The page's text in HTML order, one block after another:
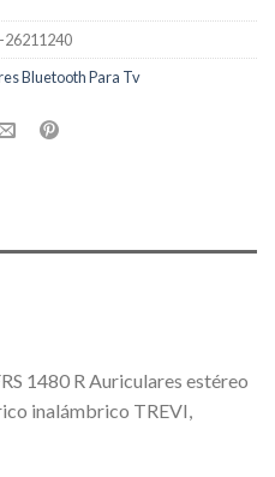
26211240
Bluetooth Para Tv
1480 R Auriculares estéreo
inalámbrico TREVI,